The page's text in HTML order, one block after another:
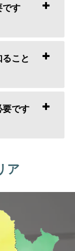
です
こと
要です
ア